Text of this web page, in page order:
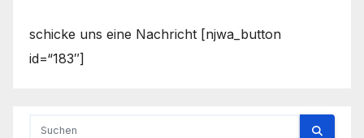
schicke uns eine Nachricht [njwa_button
id=“183″]